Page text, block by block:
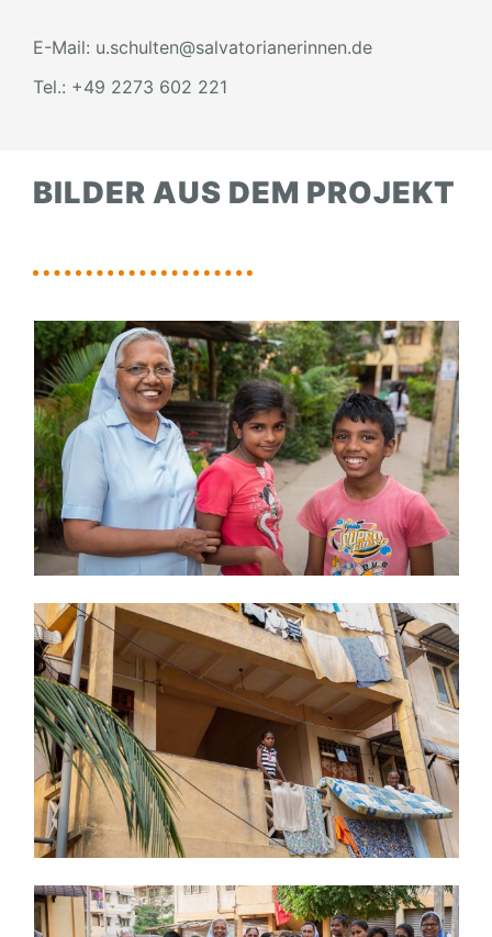
E-Mail: u.schulten@salvatorianerinnen.de
Tel.: +49 2273 602 221
BILDER AUS DEM PROJEKT